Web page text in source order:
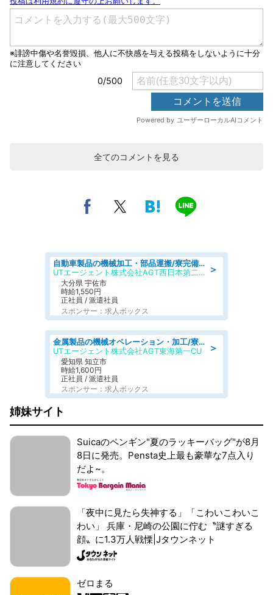
全てのコメントを見る
＞
自動車製品の機械加工・部品運搬/寮完備/日払い/工場・製造
UTエージェント株式会社AGT西日本第二CU
大分県 宇佐市
時給1,550円
正社員 / 派遣社員
スポンサー：求人ボックス
＞
金属製品の機械オペレーション・加工/寮完備/日払い/工場・製造
UTエージェント株式会社AGT東海第一CU
愛知県 知立市
時給1,600円
正社員 / 派遣社員
スポンサー：求人ボックス
姉妹サイト
Suicaのペンギン"夏のラッキーバッグ"が8月
8日に発売。Pensta史上最も豪華な7点入り
だよ~。
「夜中に見たら失神する」「こわいこわいこ
わい」 兵庫・尼崎の公園に佇む〝謎すぎる
顔〟に1.3万人戦慄|Jタウンネット
ゼロまる